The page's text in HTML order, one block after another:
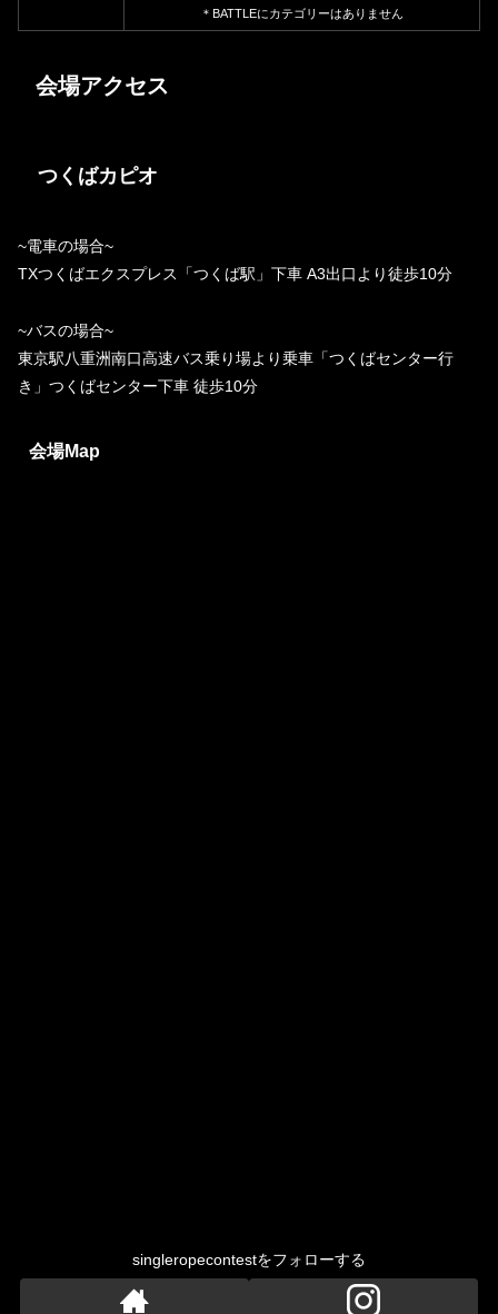
＊BATTLEにカテゴリーはありません
会場アクセス
つくばカピオ
~電車の場合~
TXつくばエクスプレス「つくば駅」下車 A3出口より徒歩10分
~バスの場合~
東京駅八重洲南口高速バス乗り場より乗車「つくばセンター行
き」つくばセンター下車 徒歩10分
会場Map
singleropecontestをフォローする